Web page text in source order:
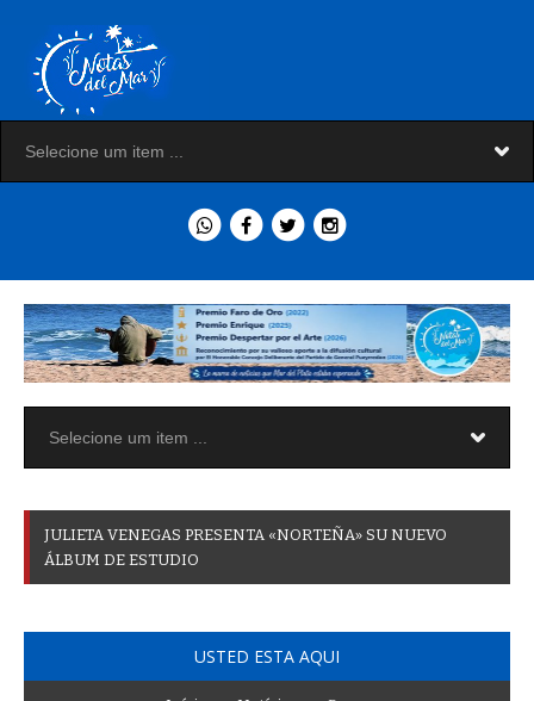
JULIETA VENEGAS PRESENTA «NORTEÑA» SU NUEVO
ÁLBUM DE ESTUDIO
USTED ESTA AQUI